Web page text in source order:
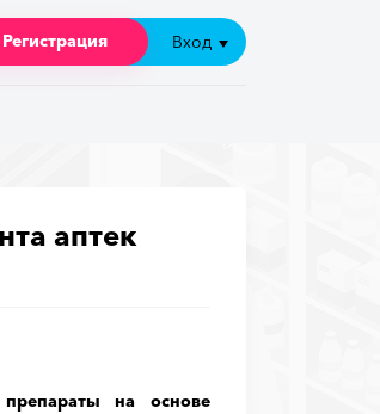
Регистрация Вход
Регистрация Вход
аптек
на основе